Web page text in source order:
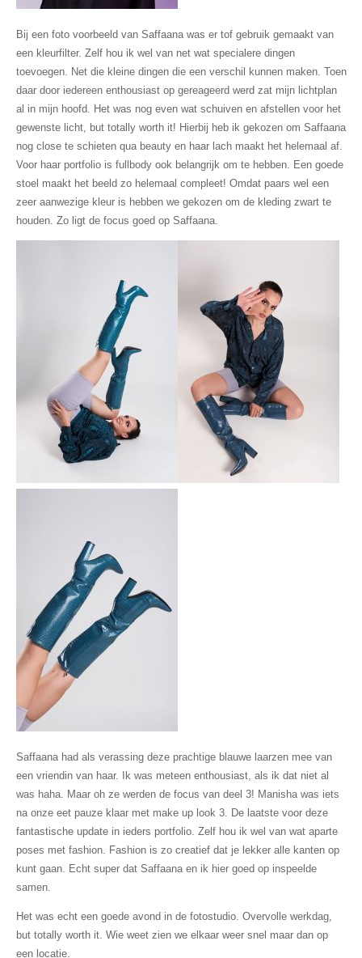
Bij een foto voorbeeld van Saffaana was er tof gebruik gemaakt van
een kleurfilter. Zelf hou ik wel van net wat specialere dingen
toevoegen. Net die kleine dingen die een verschil kunnen maken. Toen
daar door iedereen enthousiast op gereageerd werd zat mijn lichtplan
al in mijn hoofd. Het was nog even wat schuiven en afstellen voor het
gewenste licht, but totally worth it! Hierbij heb ik gekozen om Saffaana
nog close te schieten qua beauty en haar lach maakt het helemaal af.
Voor haar portfolio is fullbody ook belangrijk om te hebben. Een goede
stoel maakt het beeld zo helemaal compleet! Omdat paars wel een
zeer aanwezige kleur is hebben we gekozen om de kleding zwart te
houden. Zo ligt de focus goed op Saffaana.
Saffaana had als verassing deze prachtige blauwe laarzen mee van
een vriendin van haar. Ik was meteen enthousiast, als ik dat niet al
was haha. Maar oh ze werden de focus van deel 3! Manisha was iets
na onze eet pauze klaar met make up look 3. De laatste voor deze
fantastische update in ieders portfolio. Zelf hou ik wel van wat aparte
poses met fashion. Fashion is zo creatief dat je lekker alle kanten op
kunt gaan. Echt super dat Saffaana en ik hier goed op inspeelde
samen.
Het was echt een goede avond in de fotostudio. Overvolle werkdag,
but totally worth it. Wie weet zien we elkaar weer snel maar dan op
een locatie.